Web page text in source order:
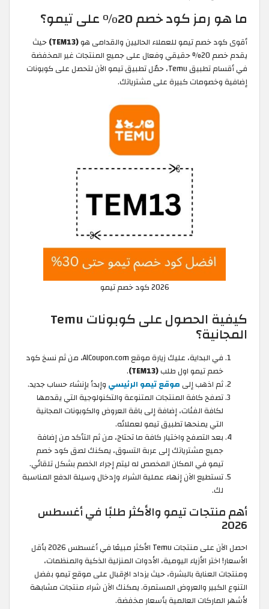
ما هو رمز كود خصم 20% على تيمو؟
أقوى كود خصم تيمو للعملاء الحاليين والقدامى هو(TEM13)
حيث
يقدم خصم 20% حقيقي وفعال على جميع المنتجات غير المخفضة
في أقسام تطبيق Temu، حمّل تطبيق تيمو الآن لتحصل على كوبونات
إضافية وخصومات كبيرة على مشترياتك.
2026 كود خصم تيمو
كيفية الحصول على كوبونات Temu
المجانية؟
في البداية، عليك زيارة موقع AlCoupon.com، من ثم نسخ كود
خصم تيمو اول طلب(TEM13)
.
ثم اذهب إلى موقع تيمو الرئيسي وإبدأ بإنشاء حساب جديد.
تصفح كافة المنتجات المتنوعة والتكنولوجية التي يقدمها
لكافة الفئات، إضافة إلى باقة العروض والكوبونات المجانية
التي يمنحها تطبيق تيمو لعملائه.
بعد التصفح واختيار كافة ما تحتاج، من ثم التأكد من إضافة
جميع مشترياتك إلى عربة التسوق، يمكنك لصق كود خصم
تيمو في المكان المخصص له ليتم إجراء الخصم بشكل تلقائي.
تستطيع الآن إنهاء عملية الشراء وإدخال وسيلة الدفع المناسبة
لك.
أهم منتجات تيمو والأكثر طلبًا في أغسطس
2026
احصل الآن على منتجات Temu الأكثر مبيعًا في أغسطس 2026 بأقل
الأسعار! اختر الأزياء اليومية، الأدوات المنزلية الذكية والمنظمات،
ومنتجات العناية بالبشرة، حيث يزداد الإقبال على موقع تيمو بفضل
التنوع الكبير والعروض المستمرة. يمكنك الآن شراء منتجات مشابهة
لأشهر الماركات العالمية بأسعار مخفضة.